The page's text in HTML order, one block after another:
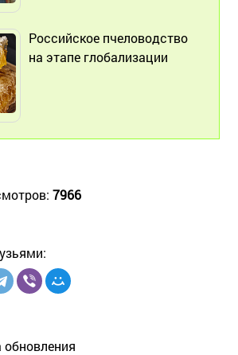
Российское пчеловодство
на этапе глобализации
7966